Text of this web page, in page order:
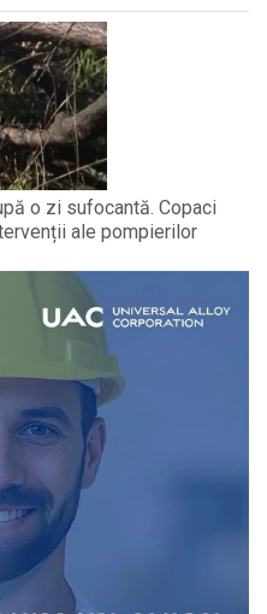
o zi sufocantă. Copaci
ale pompierilor